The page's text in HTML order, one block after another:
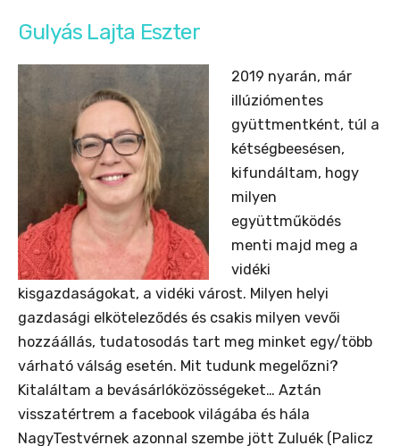
Gulyás Lajta Eszter
2019 nyarán, már
illúziómentes
gyüttmentként, túl a
kétségbeesésen,
kifundáltam, hogy
milyen
együttműködés
menti majd meg a
vidéki
kisgazdaságokat, a vidéki várost. Milyen helyi
gazdasági elköteleződés és csakis milyen vevői
hozzáállás, tudatosodás tart meg minket egy/több
várható válság esetén. Mit tudunk megelőzni?
Kitaláltam a bevásárlóközösségeket… Aztán
visszatértrem a facebook világába és hála
NagyTestvérnek azonnal szembe jött Zuluék (Palicz